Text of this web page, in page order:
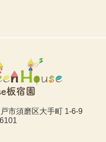
板宿園
市須磨区大手町 1-6-9